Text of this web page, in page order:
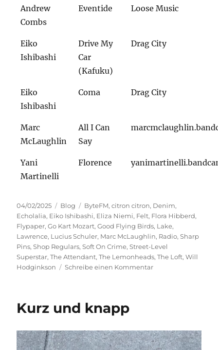
Andrew
Combs
Eventide Loose Music
Eiko
Ishibashi
Drive My
Car
(Kafuku)
Drag City
Eiko
Ishibashi
Coma Drag City
Marc
McLaughlin
All I Can
Say
Yani
Martinelli
Florence
Veröffentlicht
am
04/02/2025 Kategorien
Blog Schlagwörter
ByteFM,citron citron, Denim,
Echolalia, Eiko Ishibashi, Eliza Niemi, Felt, Flora Hibberd,
Flypaper,Go Kart Mozart,Good Flying Birds, Lake,
Lawrence, Lucius Schuler, Marc McLaughlin, Radio,Sharp
Pins,Shop Regulars,Soft On Crime,Street-Level
Superstar,The Attendant,The Lemonheads,The Loft,Will
Hodginkson
Schreibe einen Kommentarzu
Kurz und knapp